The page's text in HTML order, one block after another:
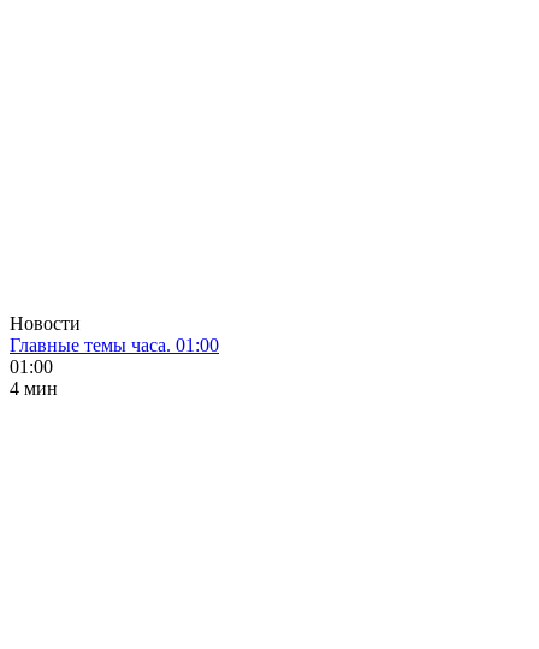
Новости
Главные темы часа. 01:00
01:00
4 мин